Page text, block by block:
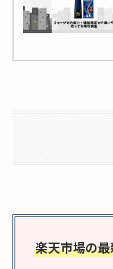
楽天市場の